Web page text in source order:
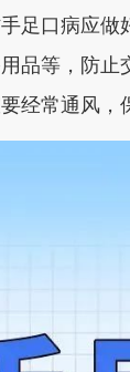
口病应做
品等，防止
经常通风，